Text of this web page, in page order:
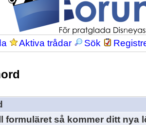
Aktiva trådar Sök
formuläret så kommer ditt nya